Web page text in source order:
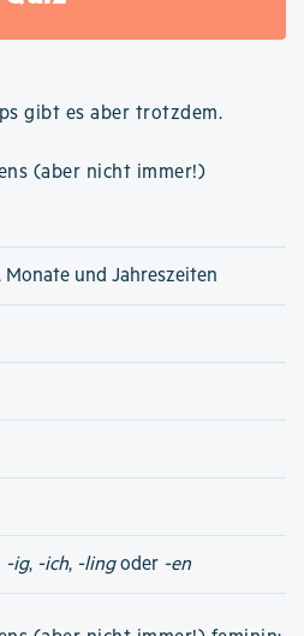
gibt es aber trotzdem.
(aber nicht immer!)
Monate und Jahreszeiten
-ig, -ich, -lingoder -en